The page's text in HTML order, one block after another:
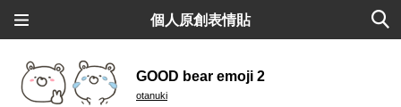
個人原創表情貼
GOOD bear emoji 2
otanuki